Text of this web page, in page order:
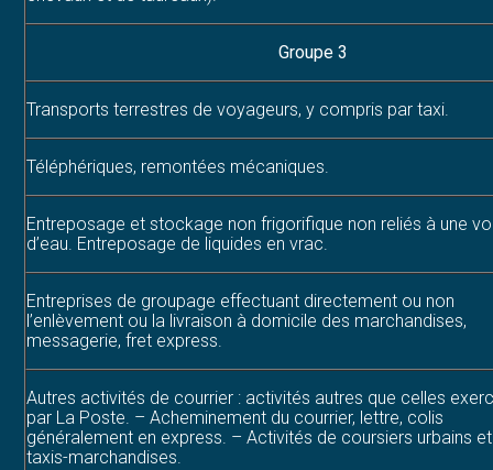
Groupe 3
Transports terrestres de voyageurs, y compris par taxi.
Téléphériques, remontées mécaniques.
Entreposage et stockage non frigorifique non reliés à une
d’eau. Entreposage de liquides en vrac.
Entreprises de groupage effectuant directement ou non
l’enlèvement ou la livraison à domicile des marchandises,
messagerie, fret express.
Autres activités de courrier : activités autres que celles
par La Poste. – Acheminement du courrier, lettre, colis
généralement en express. – Activités de coursiers urbains et
taxis-marchandises.